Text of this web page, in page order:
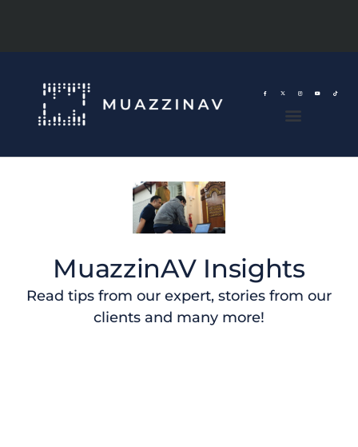
MuazzinAV Insights
Read tips from our expert, stories from our
clients and many more!